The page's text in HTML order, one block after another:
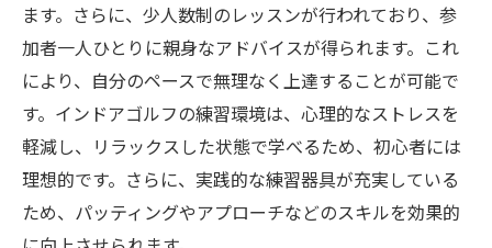
受講生の声から見るレッスンの効果
忙しいあなたに最適！藤沢駅近くのインドアゴ
ルフスクールで上達
時間を有効に使うゴルフ練習法
仕事帰りでも気軽に立ち寄れる環境
短期間で技術向上が期待できるプログラム
忙しいスケジュールでも続けられる秘訣
ます。さらに、少人数制のレッスンが行われており、参
加者一人ひとりに親身なアドバイスが得られます。これ
により、自分のペースで無理なく上達することが可能で
す。インドアゴルフの練習環境は、心理的なストレスを
軽減し、リラックスした状態で学べるため、初心者には
理想的です。さらに、実践的な練習器具が充実している
ため、パッティングやアプローチなどのスキルを効果的